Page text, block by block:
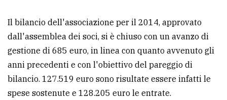
Il bilancio dell'associazione per il 2014, approvato
dall'assemblea dei soci, si è chiuso con un avanzo di
gestione di 685 euro, in linea con quanto avvenuto gli
anni precedenti e con l'obiettivo del pareggio di
bilancio. 127.519 euro sono risultate essere infatti le
spese sostenute e 128.205 euro le entrate.